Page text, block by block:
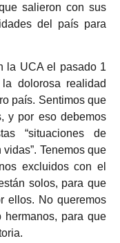
salieron con sus
del país para
la UCA el pasado 1
dolorosa realidad
país. Sentimos que
y por eso debemos
“situaciones de
Tenemos que
excluidos con el
solos, para que
ellos. No queremos
hermanos, para que